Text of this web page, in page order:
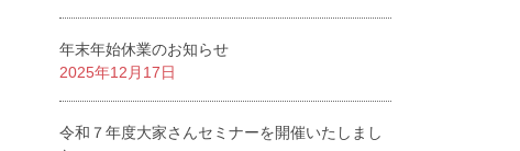
年末年始休業のお知らせ
2025年12月17日
令和７年度大家さんセミナーを開催いたしまし